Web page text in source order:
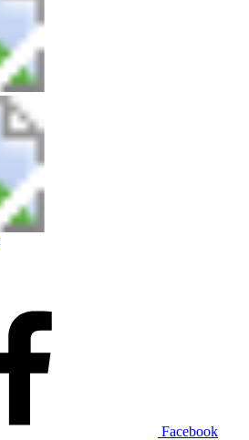
Facebook